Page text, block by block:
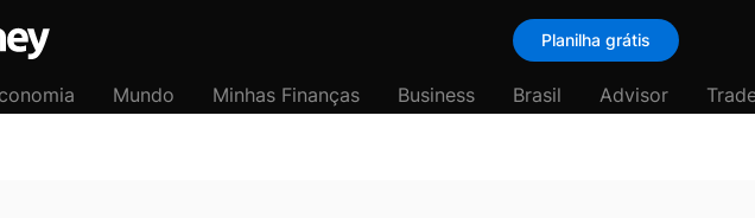
Planilha grátis
Mundo Minhas Finanças Business Brasil Advisor